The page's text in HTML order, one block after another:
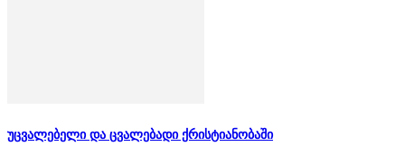
უცვალებელი და ცვალებადი ქრისტიანობაში